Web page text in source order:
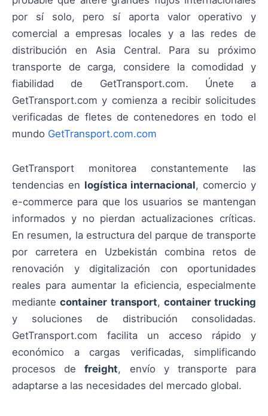
por sí solo, pero sí aporta valor operativo y
comercial a empresas locales y a las redes de
distribución en Asia Central. Para su próximo
transporte de carga, considere la comodidad y
fiabilidad de GetTransport.com. Únete a
GetTransport.com y comienza a recibir solicitudes
verificadas de fletes de contenedores en todo el
mundo GetTransport.com.com
GetTransport monitorea constantemente las
tendencias en logística internacional, comercio y
e-commerce para que los usuarios se mantengan
informados y no pierdan actualizaciones críticas.
En resumen, la estructura del parque de transporte
por carretera en Uzbekistán combina retos de
renovación y digitalización con oportunidades
reales para aumentar la eficiencia, especialmente
mediantecontainer transport, container trucking
y soluciones de distribución consolidadas.
GetTransport.com facilita un acceso rápido y
económico a cargas verificadas, simplificando
procesos defreight, envío y transporte para
adaptarse a las necesidades del mercado global.